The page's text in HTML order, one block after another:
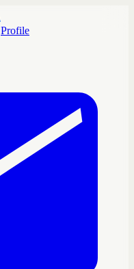
Profile